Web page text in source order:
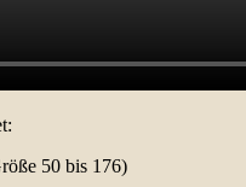
50 bis 176)